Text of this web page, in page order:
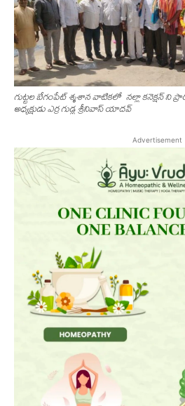
గుట్టల బేగంపేట్ శ్మశాన వాటికలో నల్లా కనెక్షన్ ని
అధ్యక్షుడు ఎర్ర గుడ్ల శ్రీనివాస్ యాదవ్
Advertisement